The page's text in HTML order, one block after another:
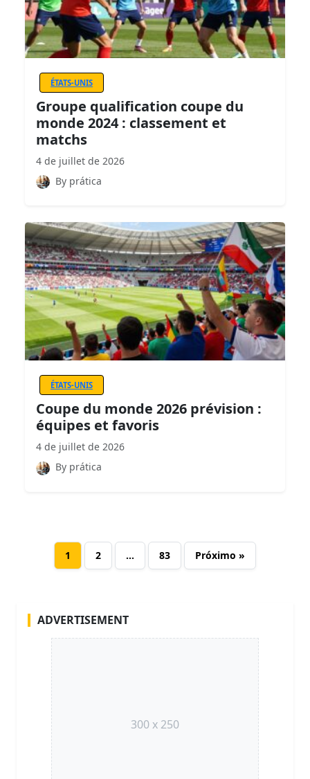
ÉTATS-UNIS
Groupe qualification coupe du
monde 2024 : classement et
matchs
4 de juillet de 2026
By prática
ÉTATS-UNIS
Coupe du monde 2026 prévision :
équipes et favoris
4 de juillet de 2026
By prática
1 2 … 83 Próximo »
ADVERTISEMENT
300 x 250